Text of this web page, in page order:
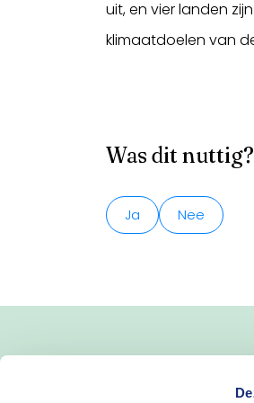
uit, en vier landen
klimaatdoelen van
Was dit nuttig?
Ja Nee